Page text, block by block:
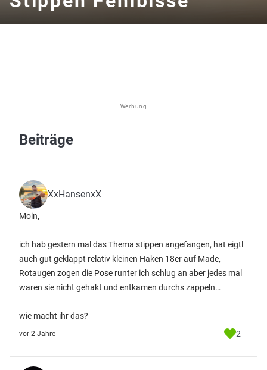
Werbung
Beiträge
XxHansenxX
Moin,
ich hab gestern mal das Thema stippen angefangen, hat eigtl
auch gut geklappt relativ kleinen Haken 18er auf Made,
Rotaugen zogen die Pose runter ich schlug an aber jedes mal
waren sie nicht gehakt und entkamen durchs zappeln…
wie macht ihr das?
vor 2 Jahre 2